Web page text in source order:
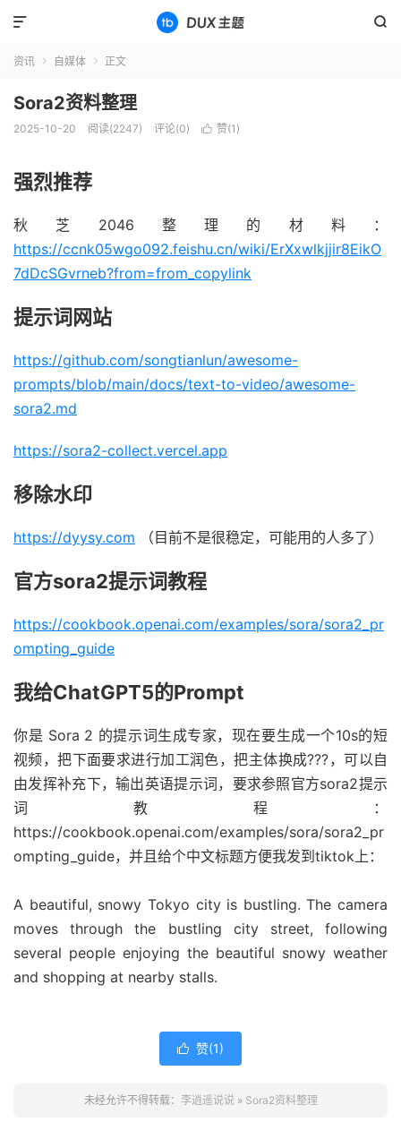


资讯  自媒体  正文
Sora2资料整理
2025-10-20 阅读(2247) 评论(0)  赞(1 )
强烈推荐
秋芝2046整理的材料：
https://ccnk05wgo092.feishu.cn/wiki/ErXxwlkjjir8EikO
7dDcSGvrneb?from=from_copylink
提示词网站
https://github.com/songtianlun/awesome-
prompts/blob/main/docs/text-to-video/awesome-
sora2.md
https://sora2-collect.vercel.app
移除水印
https://dyysy.com （目前不是很稳定，可能用的人多了）
官方sora2提示词教程
https://cookbook.openai.com/examples/sora/sora2_pr
ompting_guide
我给ChatGPT5的Prompt
你是 Sora 2 的提示词生成专家，现在要生成一个10s的短
视频，把下面要求进行加工润色，把主体换成???，可以自
由发挥补充下，输出英语提示词，要求参照官方sora2提示
词教程：
https://cookbook.openai.com/examples/sora/sora2_pr
ompting_guide，并且给个中文标题方便我发到tiktok上：
A beautiful, snowy Tokyo city is bustling. The camera
moves through the bustling city street, following
several people enjoying the beautiful snowy weather
and shopping at nearby stalls.
 赞(1)
未经允许不得转载： 李逍遥说说» Sora2资料整理